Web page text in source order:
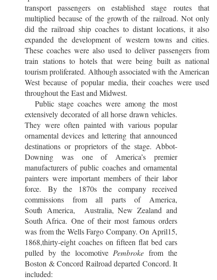
transport passengers on established stage routes that
multiplied because of the growth of the railroad. Not only
did the railroad ship coaches to distant locations, it also
expanded the development of western towns and cities.
These coaches were also used to deliver passengers from
train stations to hotels that were being built as national
tourism proliferated. Although associated with the American
West because of popular media, their coaches were used
throughout the East and Midwest.
Public stage coaches were among the most
extensively decorated of all horse drawn vehicles.
They were often painted with various popular
ornamental devices and lettering that announced
destinations or proprietors of the stage. Abbot-
Downing was one of America’s premier
manufacturers of public coaches and ornamental
painters were important members of their labor
force. By the 1870s the company received
commissions from all parts of America,
South America, Australia, New Zealand and
South Africa. One of their most famous orders
was from the Wells Fargo Company. On April15,
1868,thirty-eight coaches on fifteen flat bed cars
pulled by the locomotive Pembrokefrom the
Boston & Concord Railroad departed Concord. It
included: